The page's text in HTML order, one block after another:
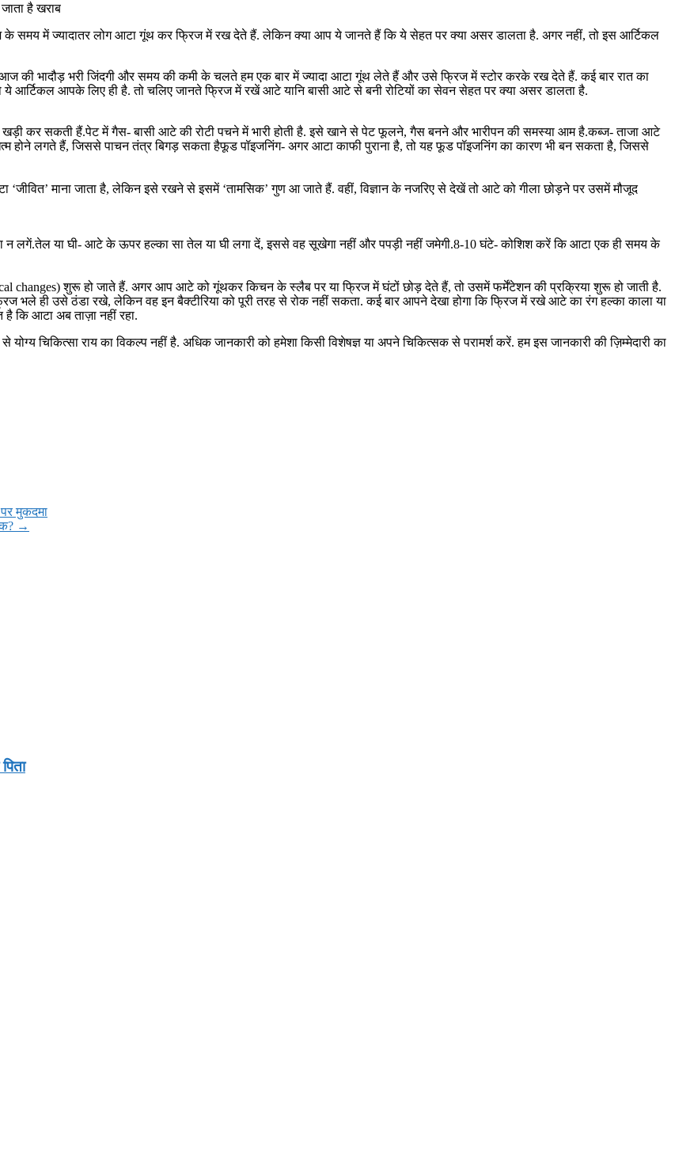
है खराब
समय में ज्यादातर लोग आटा गूंथ कर फ्रिज में रख देते हैं. लेकिन क्या आप ये जानते हैं कि ये सेहत पर क्या असर डालता है. अगर नहीं, तो इस आर्टिकल
आज की भादौड़ भरी जिंदगी और समय की कमी के चलते हम एक बार में ज्यादा आटा गूंथ लेते हैं और उसे फ्रिज में स्टोर करके रख देते हैं. कई बार रात का
आर्टिकल आपके लिए ही है. तो चलिए जानते फ्रिज में रखें आटे यानि बासी आटे से बनी रोटियों का सेवन सेहत पर क्या असर डालता है.
कर सकती हैं.पेट में गैस- बासी आटे की रोटी पचने में भारी होती है. इसे खाने से पेट फूलने, गैस बनने और भारीपन की समस्या आम है.कब्ज- ताजा आटे
होने लगते हैं, जिससे पाचन तंत्र बिगड़ सकता हैफूड पॉइजनिंग- अगर आटा काफी पुराना है, तो यह फूड पॉइजनिंग का कारण भी बन सकता है, जिससे
‘जीवित’ माना जाता है, लेकिन इसे रखने से इसमें ‘तामसिक’ गुण आ जाते हैं. वहीं, विज्ञान के नजरिए से देखें तो आटे को गीला छोड़ने पर उसमें मौजूद
न लगें.तेल या घी- आटे के ऊपर हल्का सा तेल या घी लगा दें, इससे वह सूखेगा नहीं और पपड़ी नहीं जमेगी.8-10 घंटे- कोशिश करें कि आटा एक ही समय के
changes) शुरू हो जाते हैं. अगर आप आटे को गूंथकर किचन के स्लैब पर या फ्रिज में घंटों छोड़ देते हैं, तो उसमें फर्मेंटेशन की प्रक्रिया शुरू हो जाती है.
भले ही उसे ठंडा रखे, लेकिन वह इन बैक्टीरिया को पूरी तरह से रोक नहीं सकता. कई बार आपने देखा होगा कि फ्रिज में रखे आटे का रंग हल्का काला या
कि आटा अब ताज़ा नहीं रहा.
चिकित्सा राय का विकल्प नहीं है. अधिक जानकारी को हमेशा किसी विशेषज्ञ या अपने चिकित्सक से परामर्श करें. हम इस जानकारी की ज़िम्मेदारी का
पर मुकदमा
→